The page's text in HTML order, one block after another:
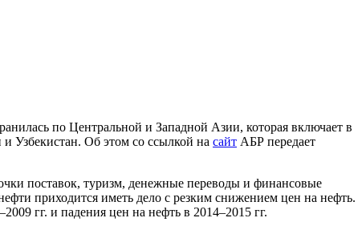
по Центральной и Западной Азии, которая включает в
Узбекистан. Об этом со ссылкой на сайт АБР передает
поставок, туризм, денежные переводы и финансовые
приходится иметь дело с резким снижением цен на нефть.
гг. и падения цен на нефть в 2014–2015 гг.